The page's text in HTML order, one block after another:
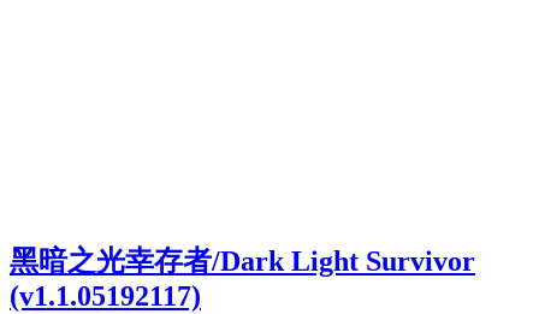
黑暗之光幸存者/Dark Light Survivor
(v1.1.05192117)